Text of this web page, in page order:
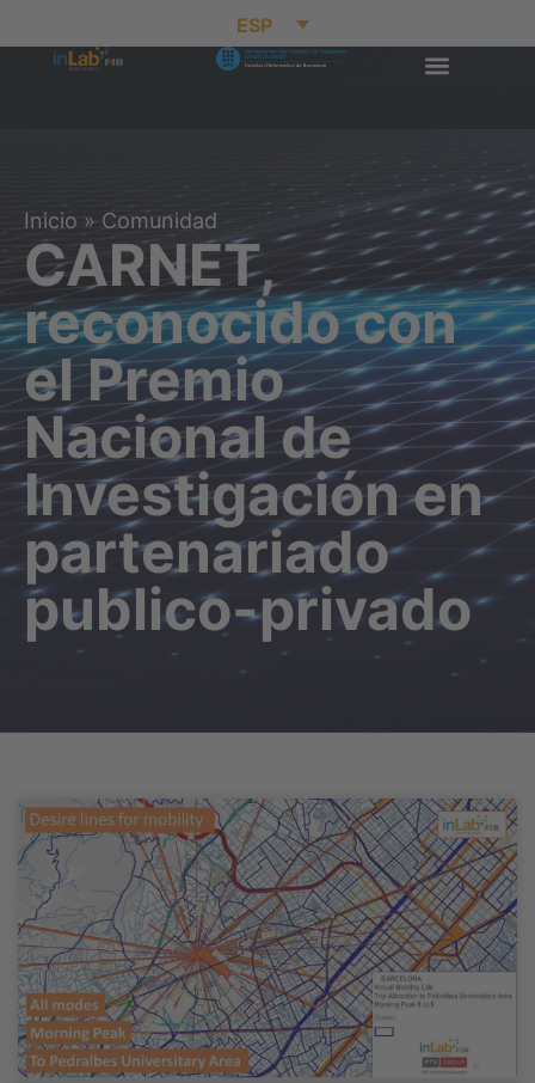
ESP
Inicio » Comunidad
CARNET,
reconocido con
el Premio
Nacional de
Investigación en
partenariado
publico-privado